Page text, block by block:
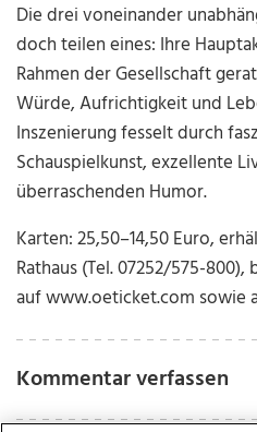
Die drei voneinander
doch teilen eines: Ihre
Rahmen der Gesellschaft
Würde, Aufrichtigkeit und
Inszenierung fesselt durch
Schauspielkunst, exzellente
überraschenden Humor.
Karten: 25,50–14,50 Euro,
Rathaus (Tel. 07252/575-
auf www.oeticket.com sowie
Kommentar verfassen